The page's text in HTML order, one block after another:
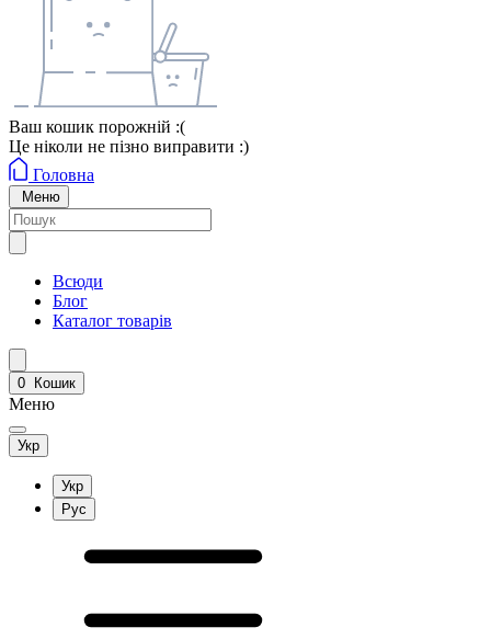
Ваш кошик порожній :(
Це ніколи не пізно виправити :)
Головна
Меню
Всюди
Блог
Каталог товарів
0 Кошик
Меню
Укр
Укр
Рус